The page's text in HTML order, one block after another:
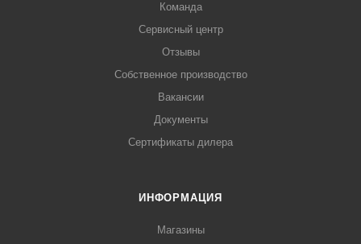
Команда
Сервисный центр
Отзывы
Собственное производство
Вакансии
Документы
Сертификаты дилера
ИНФОРМАЦИЯ
Магазины